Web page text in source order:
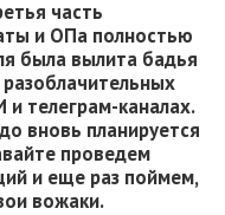
часть
и ОПа полностью
была вылита бадья
разоблачительных
телеграм-каналах.
вновь планируется
проведем
и еще раз поймем,
вожаки.